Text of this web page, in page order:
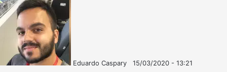
Eduardo Caspary
15/03/2020 - 13:21